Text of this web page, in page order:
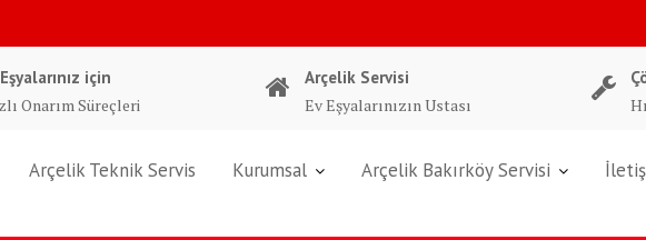
için
Onarım Süreçleri
Arçelik Servisi
Ev Eşyalarınızın Ustası
Arçelik Teknik Servis Kurumsal Arçelik Bakırköy Servisi